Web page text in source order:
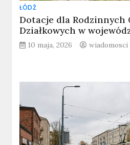
ŁÓDŹ
Dotacje dla Rodzinnych
Działkowych w
10 maja, 2026 wiadomosci